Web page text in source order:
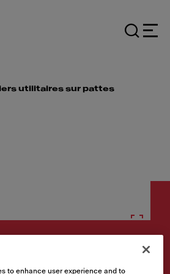
utilitaires sur pattes
to enhance user experience and to